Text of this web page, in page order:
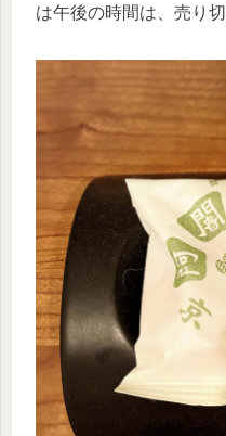
は午後の時間は、売り